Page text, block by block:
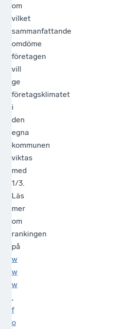
om
vilket
sammanfattande
omdöme
företagen
vill
ge
företagsklimatet
i
den
egna
kommunen
viktas
med
1/3.
Läs
mer
om
rankingen
på
w
w
w
.
f
o